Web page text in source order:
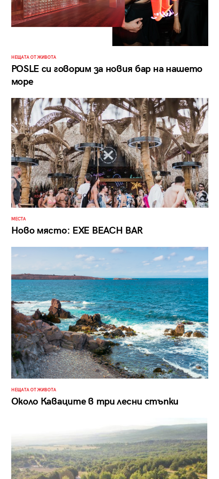
НЕЩАТА ОТ ЖИВОТА
POSLE си говорим за новия бар на нашето
море
МЕСТА
Ново място: EXE BEACH BAR
НЕЩАТА ОТ ЖИВОТА
Около Каваците в три лесни стъпки